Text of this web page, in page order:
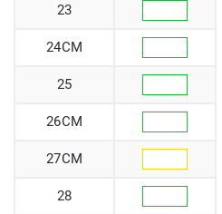
23
24CM
25
26CM
27CM
28